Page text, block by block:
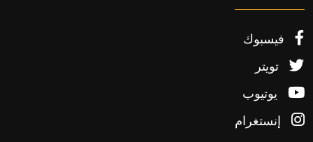
فيسبوك
تويتر
يوتيوب
إنستغرام